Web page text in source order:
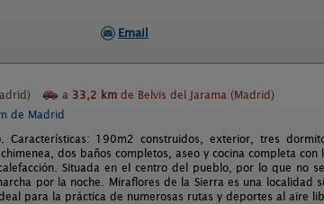
Email
a 33,2 km de Belvis del Jarama (Madrid)
de Madrid
190m2 construidos, exterior, tres
dos baños completos, aseo y cocina completa con
Situada en el centro del pueblo, por lo que no
por la noche. Miraflores de la Sierra es una localidad
para la práctica de numerosas rutas y deportes al aire